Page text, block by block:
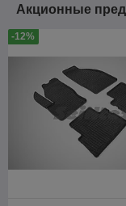
Акционные
-12%